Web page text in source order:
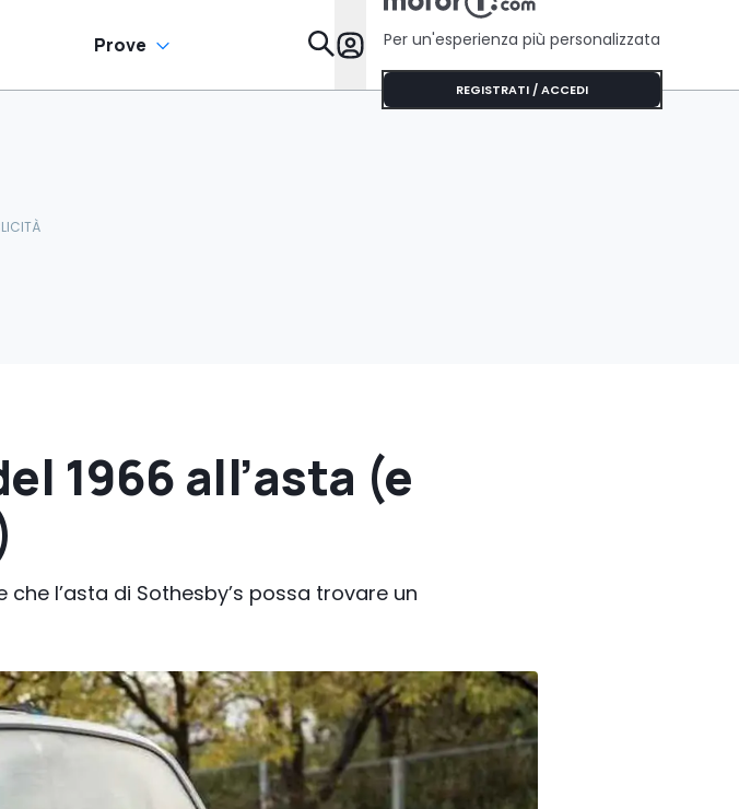
Prove Da Sapere
Per un'esperienza più personalizzata
REGISTRATI / ACCEDI
1966 all’asta (e
l’asta di Sothesby’s possa trovare un